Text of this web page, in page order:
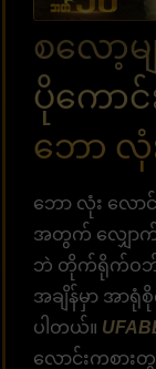
စလော့
ပိုကောင်
ဘော လုံ
ဘော လုံး လော
အတွက် လျှောက်
ဘဲ တိုက်ရိုက်ဝဘ်
အချိန်မှာ အာ
ပါတယ်။
လောင်းကစား